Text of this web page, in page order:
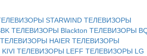
STARWIND ТЕЛЕВИЗОРЫ
ТЕЛЕВИЗОРЫ Blackton ТЕЛЕВИЗОРЫ
ТЕЛЕВИЗОРЫ HAIER ТЕЛЕВИЗОРЫ
ТЕЛЕВИЗОРЫ LEFF ТЕЛЕВИЗОРЫ LG